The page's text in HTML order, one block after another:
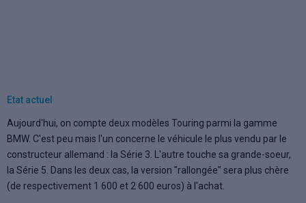
Etat actuel
Aujourd'hui, on compte deux modèles Touring parmi la gamme
BMW. C'est peu mais l'un concerne le véhicule le plus vendu par le
constructeur allemand : la Série 3. L'autre touche sa grande-soeur,
la Série 5. Dans les deux cas, la version "rallongée" sera plus chère
(de respectivement 1 600 et 2 600 euros) à l'achat.